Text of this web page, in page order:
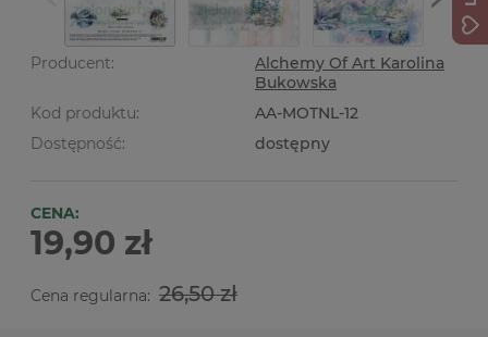
Producent:
Alchemy Of Art Karolina
Bukowska
Kod produktu:
AA-MOTNL-12
Dostępność:
dostępny
CENA:
19,90 zł
Cena regularna: 26,50 zł